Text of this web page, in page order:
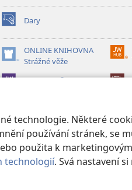
technologie. Některé
používání stránek, se
použita k
technologií. Svá nastavení
Dary
(otevřeno
nové
okno)
ONLINE KNIHOVNA
Strážné věže
(otevřeno
nové
okno)
®